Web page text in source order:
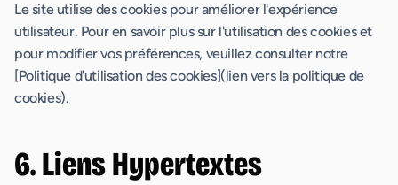
Le site utilise des cookies pour améliorer l'expérience
utilisateur. Pour en savoir plus sur l'utilisation des cookies et
pour modifier vos préférences, veuillez consulter notre
[Politique d'utilisation des cookies](lien vers la politique de
cookies).
6. Liens Hypertextes